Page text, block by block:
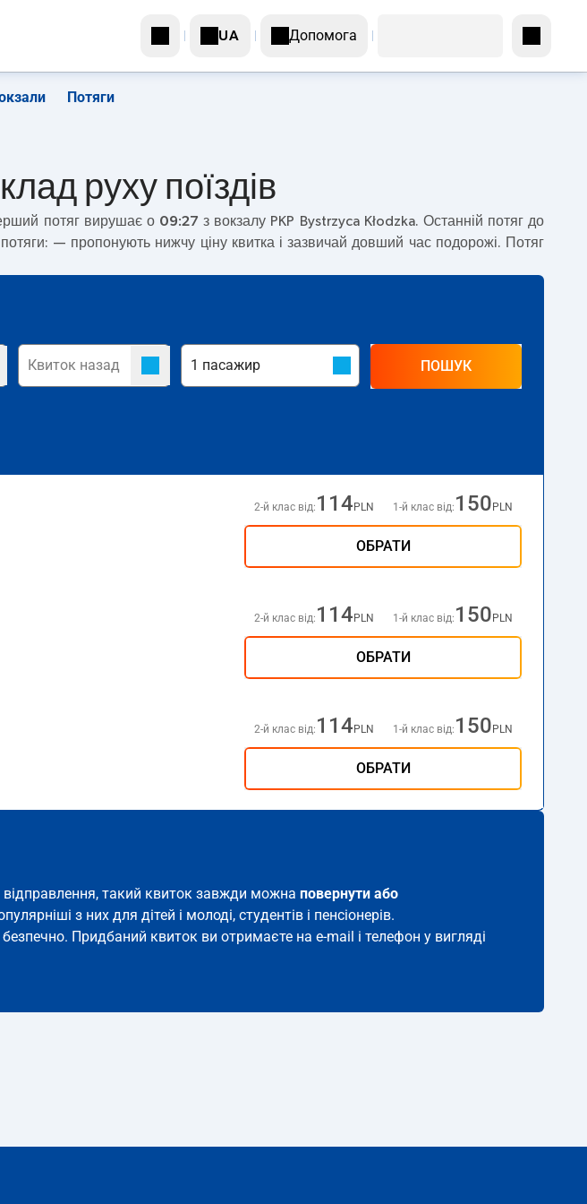
UA Допомога
Потяги
руху поїздів
потяг вирушає о 09:27 з вокзалу PKP Bystrzyca Kłodzka. Останній потяг до
— пропонують нижчу ціну квитка і зазвичай довший час подорожі. Потяг
ПОШУК
2-й клас від: 114 PLN 1-й клас від: 150 PLN
ОБРАТИ
2-й клас від: 114 PLN 1-й клас від: 150 PLN
ОБРАТИ
2-й клас від: 114 PLN 1-й клас від: 150 PLN
ОБРАТИ
відправлення, такий квиток завжди можна повернути або
з них для дітей і молоді, студентів і пенсіонерів.
безпечно. Придбаний квиток ви отримаєте на e-mail і телефон у вигляді